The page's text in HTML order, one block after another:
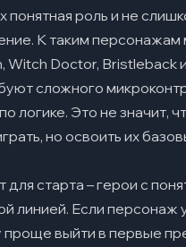
понятная роль и не
К таким
Witch Doctor, Bristleback
сложного
логике. Это не значит,
но освоить их
старта – герои с
линией. Если персонаж
проще выйти в первые